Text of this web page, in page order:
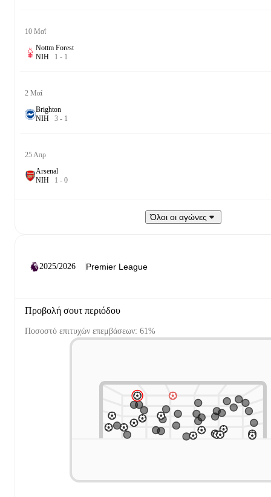
10 Μαΐ
Nottm Forest
ΝΙΗ 1 - 1
2 Μαΐ
Brighton
ΝΙΗ 3 - 1
25 Απρ
Arsenal
ΝΙΗ 1 - 0
Όλοι οι αγώνες
2025/2026
Προβολή σουτ περιόδου
Ποσοστό επιτυχών επεμβάσεων: 61%